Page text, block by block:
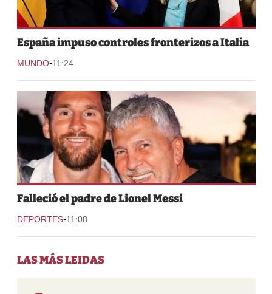
España impuso controles fronterizos a Italia
MUNDO-11:24
Falleció el padre de Lionel Messi
DEPORTES-11:08
LAS MÁS LEIDAS